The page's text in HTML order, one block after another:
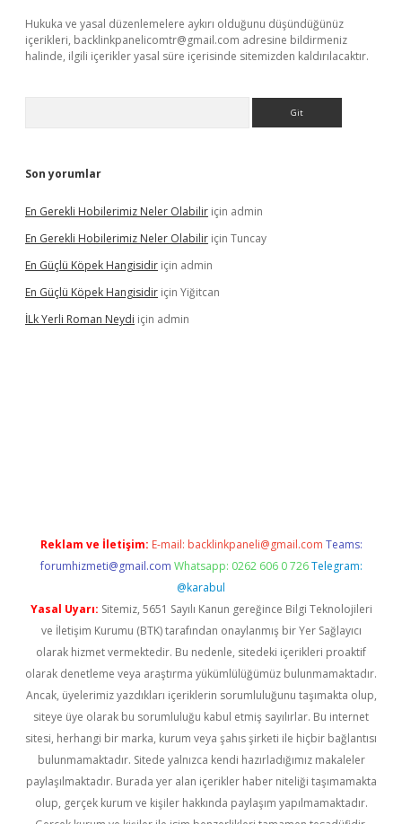
Hukuka ve yasal düzenlemelere aykırı olduğunu düşündüğünüz
içerikleri, backlinkpanelicomtr@gmail.com adresine bildirmeniz
halinde, ilgili içerikler yasal süre içerisinde sitemizden kaldırılacaktır.
Son yorumlar
En Gerekli Hobilerimiz Neler Olabilir için admin
En Gerekli Hobilerimiz Neler Olabilir için Tuncay
En Güçlü Köpek Hangisidir için admin
En Güçlü Köpek Hangisidir için Yiğitcan
İLk Yerli Roman Neydi için admin
Reklam ve İletişim: E-mail: backlinkpaneli@gmail.com Teams:
forumhizmeti@gmail.com Whatsapp: 0262 606 0 726 Telegram:
@karabul
Yasal Uyarı: Sitemiz, 5651 Sayılı Kanun gereğince Bilgi Teknolojileri
ve İletişim Kurumu (BTK) tarafından onaylanmış bir Yer Sağlayıcı
olarak hizmet vermektedir. Bu nedenle, sitedeki içerikleri proaktif
olarak denetleme veya araştırma yükümlülüğümüz bulunmamaktadır.
Ancak, üyelerimiz yazdıkları içeriklerin sorumluluğunu taşımakta olup,
siteye üye olarak bu sorumluluğu kabul etmiş sayılırlar. Bu internet
sitesi, herhangi bir marka, kurum veya şahıs şirketi ile hiçbir bağlantısı
bulunmamaktadır. Sitede yalnızca kendi hazırladığımız makaleler
paylaşılmaktadır. Burada yer alan içerikler haber niteliği taşımamakta
olup, gerçek kurum ve kişiler hakkında paylaşım yapılmamaktadır.